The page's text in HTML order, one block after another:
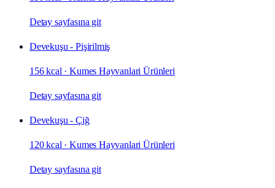
Detay sayfasına git
Devekuşu - Pişirilmiş
156 kcal ·Kumes Hayvanlari Ürünleri
Detay sayfasına git
Devekuşu - Çiğ
120 kcal ·Kumes Hayvanlari Ürünleri
Detay sayfasına git